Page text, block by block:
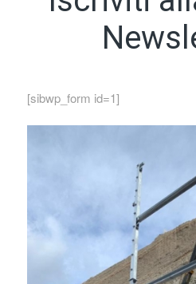
[sibwp_form id=1]